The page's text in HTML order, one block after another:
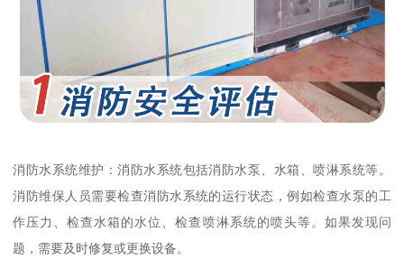
消防水系统维护：消防水系统包括消防水泵、水箱、喷淋系统等。
消防维保人员需要检查消防水系统的运行状态，例如检查水泵的工
作压力、检查水箱的水位、检查喷淋系统的喷头等。如果发现问
题，需要及时修复或更换设备。